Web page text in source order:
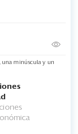
una minúscula y un